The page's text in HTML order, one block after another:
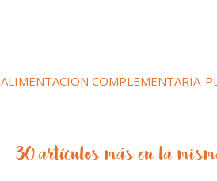
ALIMENTACION COMPLEMENTARIA
30 artículos más en la